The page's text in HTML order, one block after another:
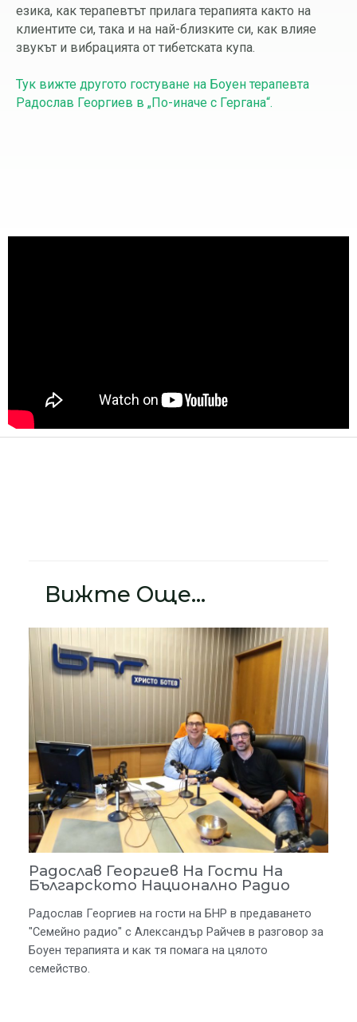
езика, как терапевтът прилага терапията както на
клиентите си, така и на най-близките си, как влияе
звукът и вибрацията от тибетската купа.
Тук вижте другото гостуване на Боуен терапевта
Радослав Георгиев в „По-иначе с Гергана“.
Вижте Още...
Радослав Георгиев На Гости На
Българското Национално Радио
Радослав Георгиев на гости на БНР в предаването
"Семейно радио" с Александър Райчев в разговор за
Боуен терапията и как тя помага на цялото
семейство.